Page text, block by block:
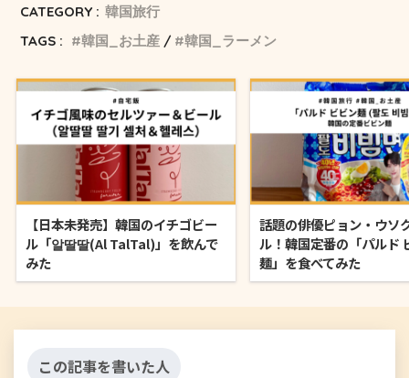
CATEGORY : 韓国旅行
TAGS :
韓国_お土産 韓国_ラーメン
【日本未発売】韓国のイチゴビー
ル「알딸딸(Al TalTal)」を飲んで
みた
話題の俳優ピョン・ウソ
ル！韓国定番の「パルド
麺」を食べてみた
この記事を書いた人